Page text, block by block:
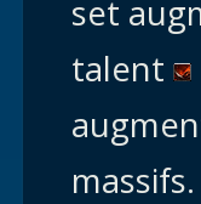
set
talent